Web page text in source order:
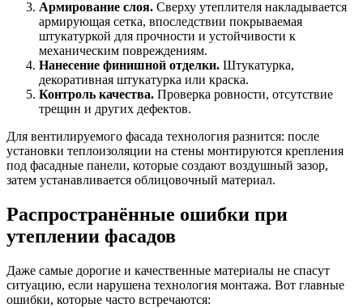
Армирование слоя. Сверху утеплителя накладывается
армирующая сетка, впоследствии покрываемая
штукатуркой для прочности и устойчивости к
механическим повреждениям.
Нанесение финишной отделки. Штукатурка,
декоративная штукатурка или краска.
Контроль качества. Проверка ровности, отсутствие
трещин и других дефектов.
Для вентилируемого фасада технология разнится: после
установки теплоизоляции на стены монтируются крепления
под фасадные панели, которые создают воздушный зазор,
затем устанавливается облицовочный материал.
Распространённые ошибки при
утеплении фасадов
Даже самые дорогие и качественные материалы не спасут
ситуацию, если нарушена технология монтажа. Вот главные
ошибки, которые часто встречаются: